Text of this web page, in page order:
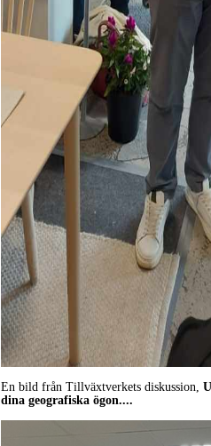
En bild från Tillväxtverkets diskussion,
dina geografiska ögon....